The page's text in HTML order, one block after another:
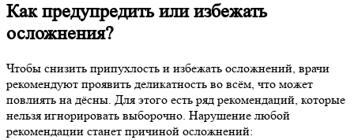
Как предупредить или избежать
осложнения?
Чтобы снизить припухлость и избежать осложнений, врачи
рекомендуют проявить деликатность во всём, что может
повлиять на дёсны. Для этого есть ряд рекомендаций, которые
нельзя игнорировать выборочно. Нарушение любой
рекомендации станет причиной осложнений: